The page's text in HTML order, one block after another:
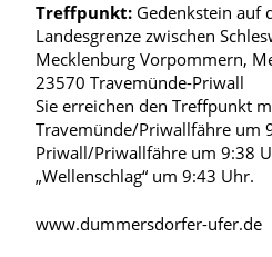
Treffpunkt: Gedenkstein auf
Landesgrenze zwischen
Mecklenburg Vorpommern,
23570 Travemünde-Priwall
Sie erreichen den Treffpunkt
Travemünde/Priwallfähre um
Priwall/Priwallfähre um 9:38
„Wellenschlag“ um 9:43 Uhr.
www.dummersdorfer-ufer.de